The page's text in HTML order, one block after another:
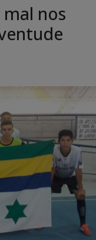
nos